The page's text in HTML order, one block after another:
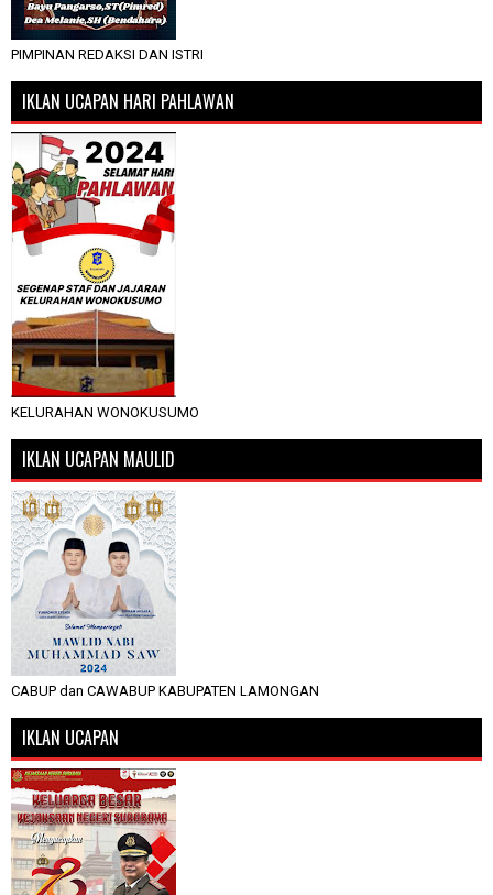
PIMPINAN REDAKSI DAN ISTRI
IKLAN UCAPAN HARI PAHLAWAN
KELURAHAN WONOKUSUMO
IKLAN UCAPAN MAULID
CABUP dan CAWABUP KABUPATEN LAMONGAN
IKLAN UCAPAN